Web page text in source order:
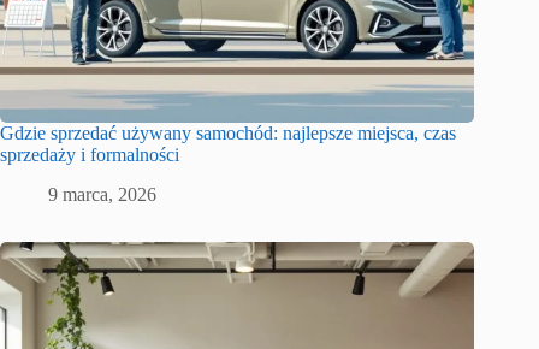
Gdzie sprzedać używany samochód: najlepsze miejsca, czas
sprzedaży i formalności
9 marca, 2026